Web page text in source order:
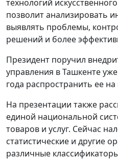
технологий
позволит анализировать
выявлять проблемы,
решений и более
Президент поручил
управления в Ташкенте
года распространить ее
На презентации также
единой национальной
товаров и услуг. Сейчас
статистические и другие
различные